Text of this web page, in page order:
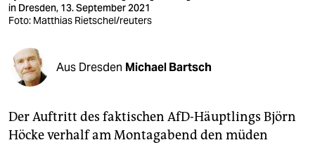
veranstaltungen
shop
fragen & hilfe
abo
in Dresden, 13. September 2021
Foto: Matthias Rietschel/reuters
Aus Dresden Michael Bartsch
Der Auftritt des faktischen AfD-Häuptlings Björn
Höcke verhalf am Montagabend den müden